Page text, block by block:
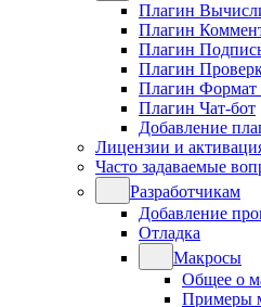
Плагин
Плагин
Плагин
Плагин
Плагин Формат
Плагин Чат-бот
Добавление
Лицензии и
Часто задаваемые
Разработчикам
Добавление
Отладка
Макросы
Общее о
Примеры